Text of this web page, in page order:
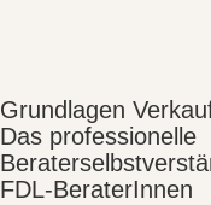
Grundlagen
Das professionelle
FDL-BeraterInnen